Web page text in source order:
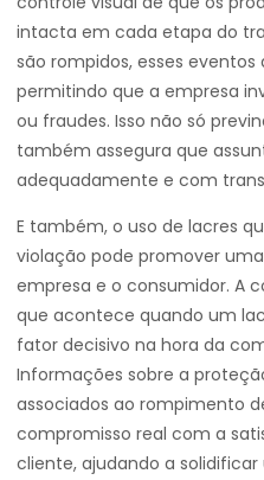
intacta em cada etapa do
são rompidos, esses
permitindo que a empresa
ou fraudes. Isso não só
também assegura que
adequadamente e com
E também, o uso de lacres
violação pode promover
empresa e o consumidor. A
que acontece quando um
fator decisivo na hora da
Informações sobre a
associados ao rompimento
compromisso real com a
cliente, ajudando a